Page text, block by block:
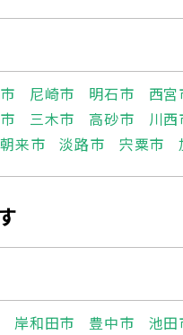
尼崎市 明石市 西宮
三木市 高砂市 川西
朝来市 淡路市 宍粟市
岸和田市 豊中市 池田